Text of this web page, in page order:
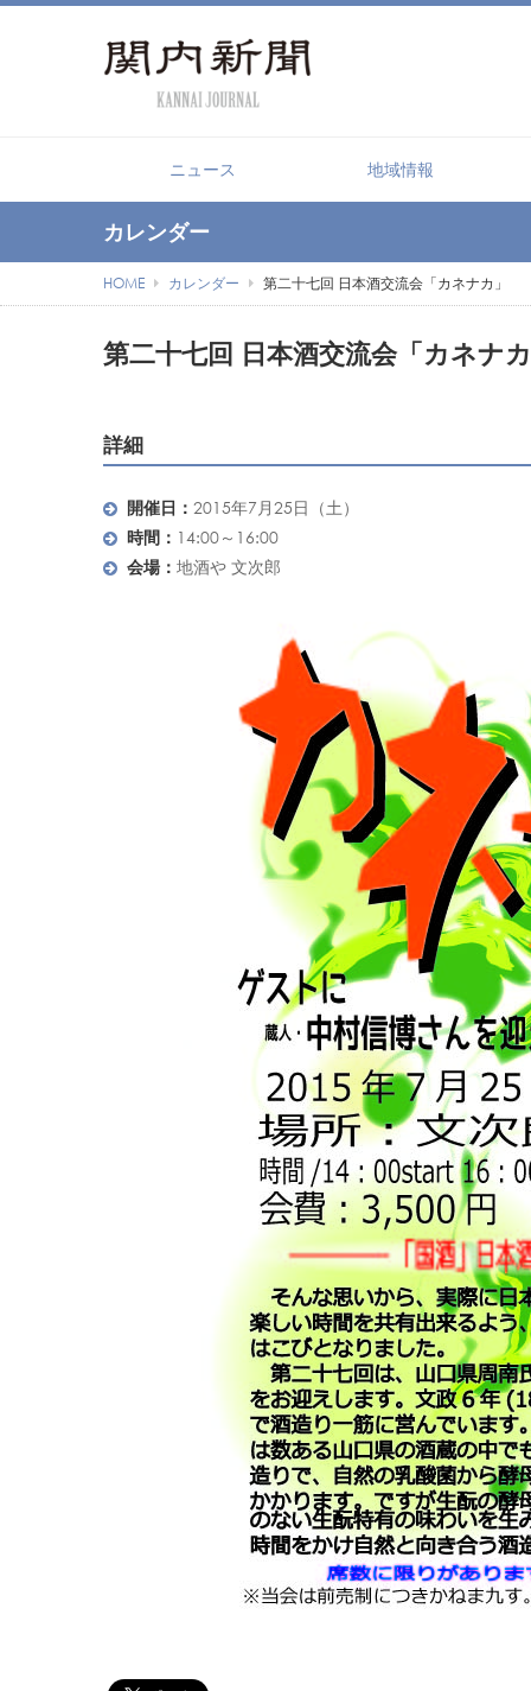
ニュース 地域情報
カレンダー
HOME カレンダー 第二十七回 日本酒交流会「カネナカ」
第二十七回 日本酒交流会「カネナ
詳細
開催日： 2015年7月25日（土）
時間： 14:00～16:00
会場： 地酒や 文次郎